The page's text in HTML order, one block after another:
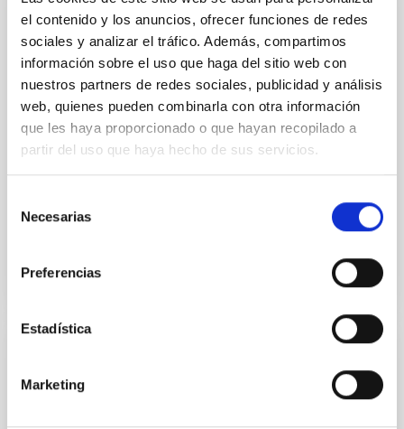
el contenido y los anuncios, ofrecer funciones de redes
sociales y analizar el tráfico. Además, compartimos
información sobre el uso que haga del sitio web con
nuestros partners de redes sociales, publicidad y análisis
web, quienes pueden combinarla con otra información
que les haya proporcionado o que hayan recopilado a
partir del uso que haya hecho de sus servicios.
Necesarias
Preferencias
Estadística
Marketing
Convenio entre el Instituto de Astrofísica
de Canarias y la Fundación ”la Caixa” para
el desarrollo del Programa de Becas de
doctorado INPhINIT ”la Caixa” 2024
El objeto del presente convenio es acordar la
Convenio entre el Instituto de Astrofísica